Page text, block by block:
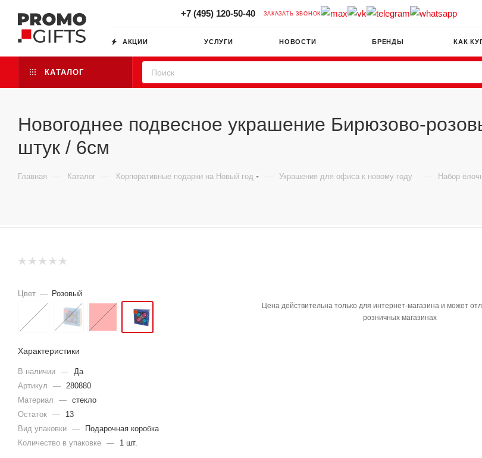
+7 (495) 120-50-40 ЗАКАЗАТЬ ЗВОНОК
АКЦИИ УСЛУГИ НОВОСТИ БРЕНДЫ КАК
КАТАЛОГ
Новогоднее подвесное украшение Бирюзово-
штук / 6см
Главная — Каталог — Корпоративные подарки на Новый год — Украшения для офиса к новому году — Набор
Цена действительна только для интернет-магазина и может
розничных магазинах
Цвет — Розовый
Характеристики
В наличии —
Да
Артикул
—
280880
Материал
— стекло
Остаток —
13
Вид упаковки —
Подарочная коробка
Количество в упаковке — 1 шт.